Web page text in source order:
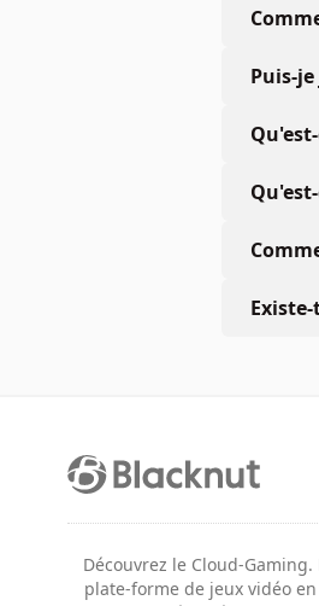
Puis-
Découvrez le Cloud-
plate-forme de jeux vidéo